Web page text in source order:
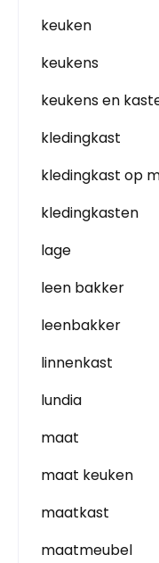
keuken
keukens
keukens en
kledingkast
kledingkast op
kledingkasten
lage
leen bakker
leenbakker
linnenkast
lundia
maat
maat keuken
maatkast
maatmeubel